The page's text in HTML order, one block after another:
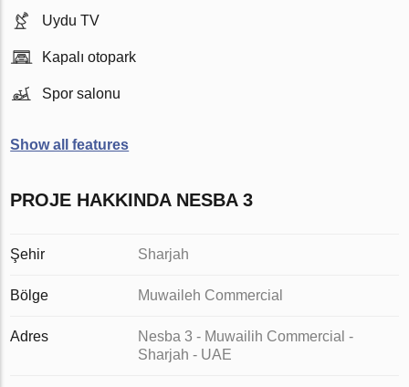
Uydu TV
Kapalı otopark
Spor salonu
Show all features
PROJE HAKKINDA NESBA 3
Şehir Sharjah
Bölge Muwaileh Commercial
Adres
Nesba 3 - Muwailih Commercial -
Sharjah - UAE